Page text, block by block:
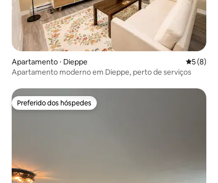
Apartamento ⋅ Dieppe 5 de
5 (8)
Apartamento moderno em Dieppe, perto de serviços
Preferido dos hóspedes
Preferido dos hóspedes